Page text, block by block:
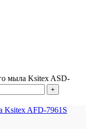
мыла Ksitex ASD-